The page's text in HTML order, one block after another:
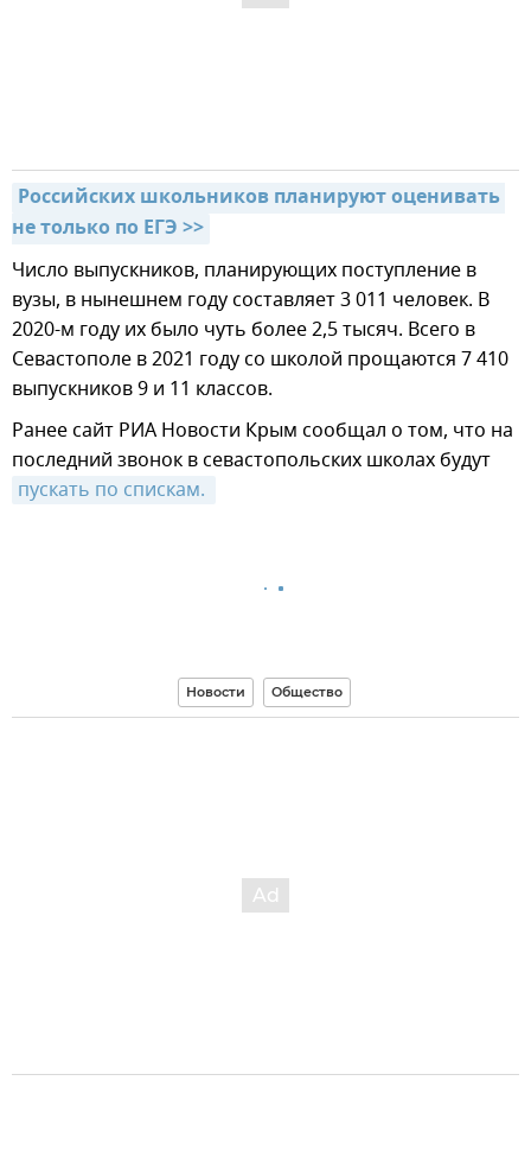
Российских школьников планируют оценивать
не только по ЕГЭ >>
Число выпускников, планирующих поступление в
вузы, в нынешнем году составляет 3 011 человек. В
2020-м году их было чуть более 2,5 тысяч. Всего в
Севастополе в 2021 году со школой прощаются 7 410
выпускников 9 и 11 классов.
Ранее сайт РИА Новости Крым сообщал о том, что на
последний звонок в севастопольских школах будут
пускать по спискам.
Новости Общество